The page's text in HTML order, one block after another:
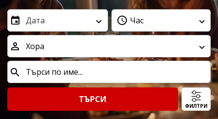
Дата
Август 2026
Час
Хора
ТЪРСИ
ФИЛТРИ